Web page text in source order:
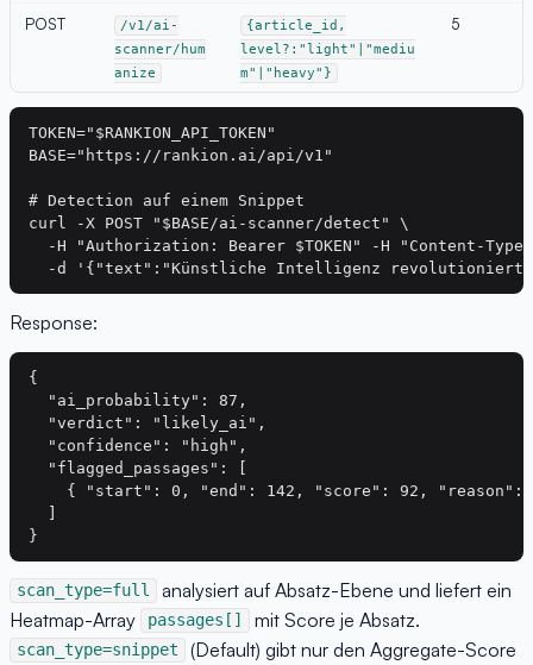
POST
/v1/ai-
scanner/hum
anize
{article_id,
level?:"light"|"mediu
m"|"heavy"}
5
TOKEN="$RANKION_API_TOKEN"
BASE="https://rankion.ai/api/v1"
# Detection auf einem Snippet
curl -X POST "$BASE/ai-scanner/detect" \
-H "Authorization: Bearer $TOKEN" -H "Content-
Response:
{
  "ai_probability": 87,
  "verdict": "likely_ai",
  "confidence": "high",
  "flagged_passages": [
{ "start": 0, "end": 142, "score": 92, "reason":
scan_type=full
analysiert auf Absatz-Ebene und liefert ein
Heatmap-Array
passages[] mit Score je Absatz.
scan_type=snippet
(Default) gibt nur den Aggregate-Score